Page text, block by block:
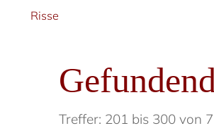
Risse
Treffer: 201 bis 300 von